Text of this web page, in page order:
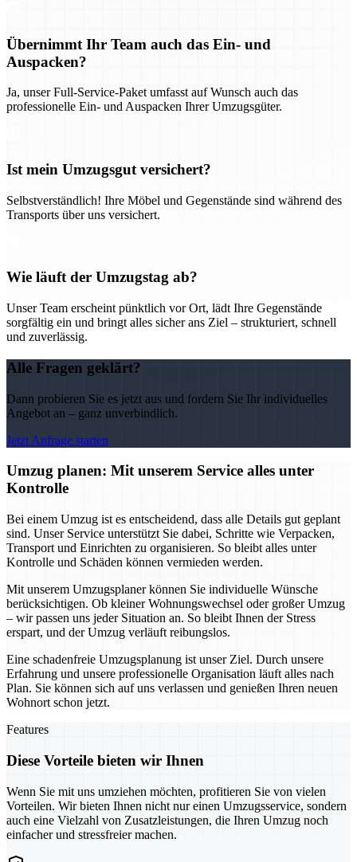
Übernimmt Ihr Team auch das Ein- und
Auspacken?
Ja, unser Full-Service-Paket umfasst auf Wunsch auch das
professionelle Ein- und Auspacken Ihrer Umzugsgüter.
Ist mein Umzugsgut versichert?
Selbstverständlich! Ihre Möbel und Gegenstände sind während des
Transports über uns versichert.
Wie läuft der Umzugstag ab?
Unser Team erscheint pünktlich vor Ort, lädt Ihre Gegenstände
sorgfältig ein und bringt alles sicher ans Ziel – strukturiert, schnell
und zuverlässig.
Alle Fragen geklärt?
Dann probieren Sie es jetzt aus und fordern Sie Ihr individuelles
Angebot an – ganz unverbindlich.
Jetzt Anfrage starten
Umzug planen: Mit unserem Service alles unter
Kontrolle
Bei einem Umzug ist es entscheidend, dass alle Details gut geplant
sind. Unser Service unterstützt Sie dabei, Schritte wie Verpacken,
Transport und Einrichten zu organisieren. So bleibt alles unter
Kontrolle und Schäden können vermieden werden.
Mit unserem Umzugsplaner können Sie individuelle Wünsche
berücksichtigen. Ob kleiner Wohnungswechsel oder großer Umzug
– wir passen uns jeder Situation an. So bleibt Ihnen der Stress
erspart, und der Umzug verläuft reibungslos.
Eine schadenfreie Umzugsplanung ist unser Ziel. Durch unsere
Erfahrung und unsere professionelle Organisation läuft alles nach
Plan. Sie können sich auf uns verlassen und genießen Ihren neuen
Wohnort schon jetzt.
Features
Diese Vorteile bieten wir Ihnen
Wenn Sie mit uns umziehen möchten, profitieren Sie von vielen
Vorteilen. Wir bieten Ihnen nicht nur einen Umzugsservice, sondern
auch eine Vielzahl von Zusatzleistungen, die Ihren Umzug noch
einfacher und stressfreier machen.